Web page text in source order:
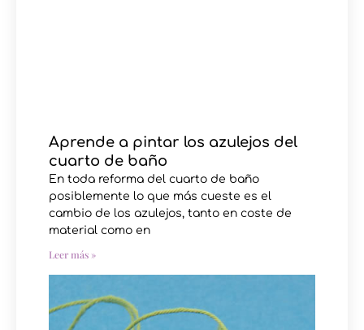
Aprende a pintar los azulejos del
cuarto de baño
En toda reforma del cuarto de baño
posiblemente lo que más cueste es el
cambio de los azulejos, tanto en coste de
material como en
Leer más »